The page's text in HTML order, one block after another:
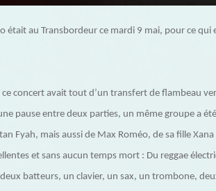
était au Transbordeur ce mardi 9 mai, pour ce
ce concert avait tout d’un transfert de flambeau
pause entre deux parties, un même groupe a
Fyah, mais aussi de Max Roméo, de sa fille
et sans aucun temps mort : Du reggae
batteurs, un clavier, un sax, un trombone,